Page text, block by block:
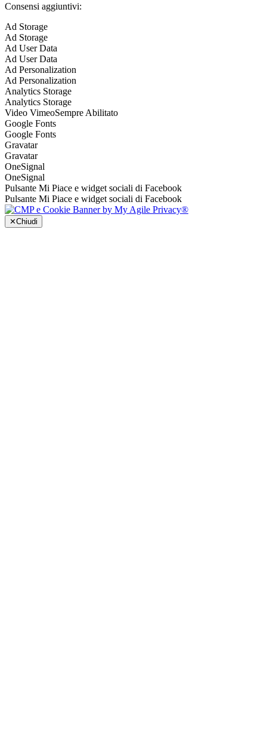
Consensi aggiuntivi:
Ad Storage
Ad Storage
Ad User Data
Ad User Data
Ad Personalization
Ad Personalization
Analytics Storage
Analytics Storage
Video VimeoSempre Abilitato
Google Fonts
Google Fonts
Gravatar
Gravatar
OneSignal
OneSignal
Pulsante Mi Piace e widget sociali di Facebook
Pulsante Mi Piace e widget sociali di Facebook
✕Chiudi